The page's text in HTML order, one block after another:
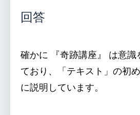
回答
確かに 『奇跡講座』 は意識
ており、「テキスト」の初
に説明しています。